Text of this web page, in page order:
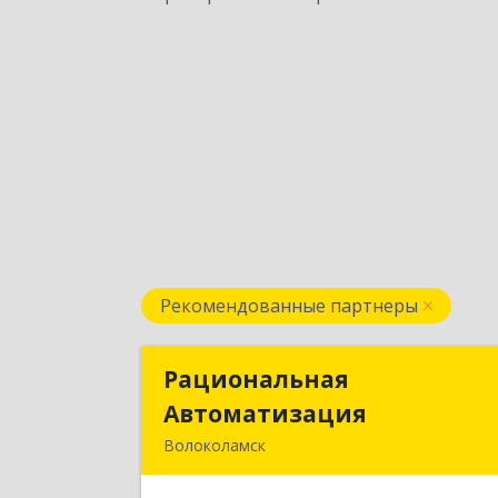
Рекомендованные партнеры
Рациональная
Автоматизация
Волоколамск
Рациональная
Автоматизация